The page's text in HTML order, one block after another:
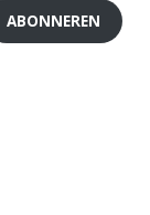
ABONNEREN